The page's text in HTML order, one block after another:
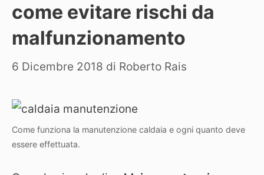
come evitare rischi da
malfunzionamento
6 Dicembre 2018 di Roberto Rais
Come funziona la manutenzione caldaia e ogni quanto deve
essere effettuata.